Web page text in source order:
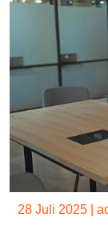
28 Juli 2025